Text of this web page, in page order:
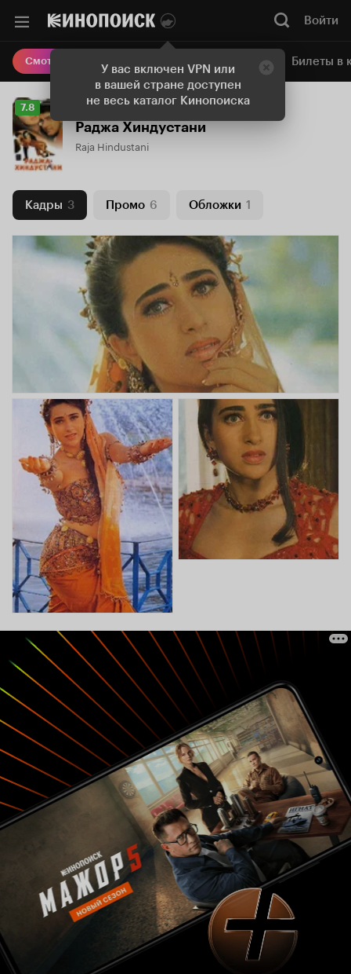
У вас включен VPN или
в вашей стране доступен
не весь каталог Кинопоиска
Войти
Смотреть кино Онлайн-кинотеатр Билеты в
Рейтинг
Кинопоиска
7.8
7.8
Раджа Хиндустани
Raja Hindustani
Кадры 3 Промо 6 Обложки 1